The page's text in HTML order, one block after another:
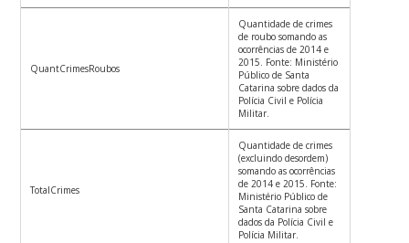
QuantCrimesRoubos
Quantidade de crimes
de roubo somando as
ocorrências de 2014 e
2015. Fonte: Ministério
Público de Santa
Catarina sobre dados da
Polícia Civil e Polícia
Militar.
TotalCrimes
Quantidade de crimes
(excluindo desordem)
somando as ocorrências
de 2014 e 2015. Fonte:
Ministério Público de
Santa Catarina sobre
dados da Polícia Civil e
Polícia Militar.